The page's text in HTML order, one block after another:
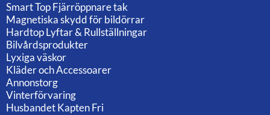
Smart Top Fjärröppnare tak
Magnetiska skydd för bildörrar
Hardtop Lyftar & Rullställningar
Bilvårdsprodukter
Lyxiga väskor
Kläder och Accessoarer
Annonstorg
Vinterförvaring
Husbandet Kapten Fri